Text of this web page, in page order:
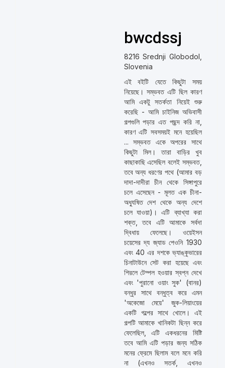
bwcdssj
8216 Srednji Globodol,
Slovenia
এই বইটি যেতে কিছুটা সময়
নিয়েছে। সম্ভবত এটি ছিল কারণ
আমি একটু সতর্কতা নিয়েই শুরু
করেছি - আমি চাইনিজ অভিবাসী
গল্পগুলি পড়ার এত পছন্দ করি না,
কারণ এটি সবসময়ই মনে হয়েছিল
... সম্ভবত একে অপরের সাথে
কিছুটা মিল। তারা বাড়ির খুব
কাছাকাছি এসেছিল বলেই সম্ভবত,
তবে অন্য ধরণের পথে (আমার বড়
দাদা-দাদীরা চীন থেকে সিঙ্গাপুরে
চলে এসেছেন - মূলত এক চীনা-
অধ্যুষিত দেশ থেকে অন্য দেশে
চলে যাওয়া)। এটি ব্যাখ্যা করা
শক্ত, তবে এটি আমাকে সর্বদা
দ্বিধায় ফেলেছে। ওয়েইসন
চয়েসের দ্য জ্যাড পেওনি 1930
এবং 40 এর দশকে ভ্যাঙ্কুভারের
চিনাটাউনে সেট করা হয়েছে এবং
শিরলে টেম্পল হওয়ার স্বপ্ন দেখে
এবং 'পুরানো ওয়াং সুক' (বানর)
বন্ধুর সাথে বন্ধুত্ব করে এমন
'অকেজো মেয়ে' জুক-লিয়াংয়ের
একটি গল্পের সাথে খোলে। এই
গল্পটি আমাকে খানিকটা ছিন্ন করে
ফেলেছিল, এটি একধরনের মিষ্টি
তবে আমি এটি পড়ার জন্য সঠিক
মনের ফ্রেমে ছিলাম বলে মনে করি
না (এখনও সতর্ক, এখনও